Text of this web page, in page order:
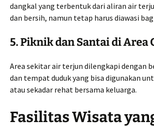
dangkal yang terbentuk dari aliran air
dan bersih, namun tetap harus diawasi
5. Piknik dan Santai di Area
Area sekitar air terjun dilengkapi dengan
dan tempat duduk yang bisa digunakan
atau sekadar rehat bersama keluarga.
Fasilitas Wisata